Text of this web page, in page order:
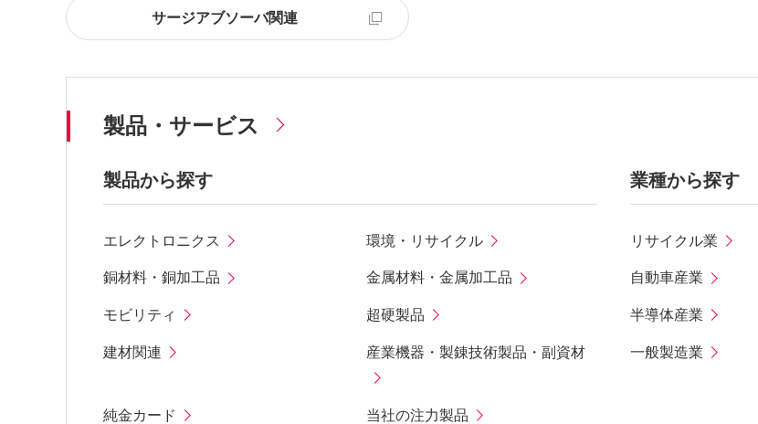
サージアブソーバ関連
製品・サービス
製品から探す
エレクトロニクス 環境・リサイクル
銅材料・銅加工品 金属材料・金属加工品
モビリティ 超硬製品
建材関連 産業機器・製錬技術製品・副資材
純金カード 当社の注力製品
業種から探す
リサイクル業
自動車産業
半導体産業
一般製造業